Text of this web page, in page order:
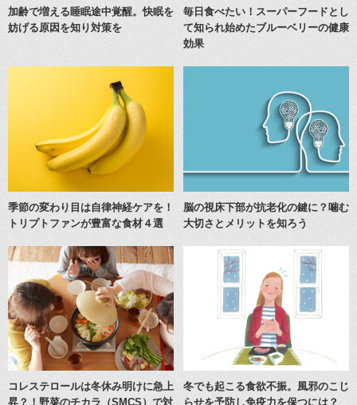
加齢で増える睡眠途中覚醒。快眠を
妨げる原因を知り対策を
毎日食べたい！スーパーフードとし
て知られ始めたブルーベリーの健康
効果
季節の変わり目は自律神経ケアを！
トリプトファンが豊富な食材４選
脳の視床下部が抗老化の鍵に？噛む
大切さとメリットを知ろう
コレステロールは冬休み明けに急上
昇？！野菜のチカラ（SMCS）で対
冬でも起こる食欲不振。風邪のこじ
らせを予防し免疫力を保つには？